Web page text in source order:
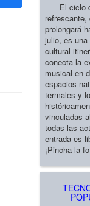
El ciclo
refrescante,
prolongará
julio, es una
cultural
conecta la
musical en
espacios
termales y
vinculadas
todas las
entrada es
¡Pincha la